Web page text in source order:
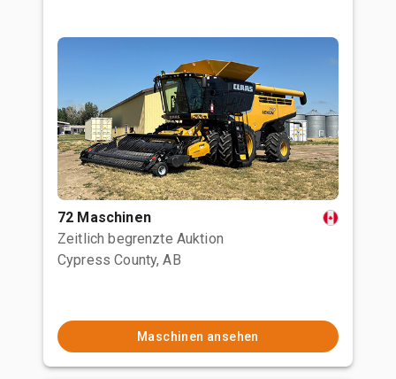
72 Maschinen
Zeitlich begrenzte Auktion
Cypress County, AB
Maschinen ansehen